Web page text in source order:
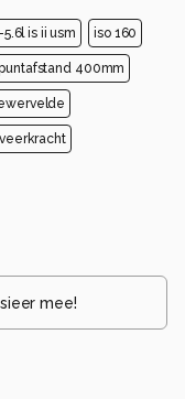
is ii usm iso 160
400mm
veerkracht
mee!